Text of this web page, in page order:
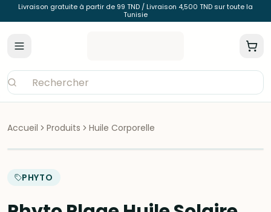
Livraison gratuite à partir de 99 TND / Livraison 4,500 TND sur toute la
Tunisie
Accueil Produits Huile Corporelle
PHYTO